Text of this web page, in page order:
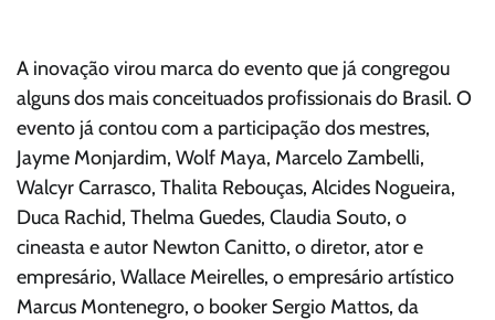
A inovação virou marca do evento que já congregou
alguns dos mais conceituados profissionais do Brasil. O
evento já contou com a participação dos mestres,
Jayme Monjardim, Wolf Maya, Marcelo Zambelli,
Walcyr Carrasco, Thalita Rebouças, Alcides Nogueira,
Duca Rachid, Thelma Guedes, Claudia Souto, o
cineasta e autor Newton Canitto, o diretor, ator e
empresário, Wallace Meirelles, o empresário artístico
Marcus Montenegro, o booker Sergio Mattos, da